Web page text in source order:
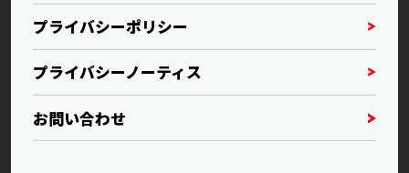
プライバシーポリシー
プライバシーノーティス
お問い合わせ